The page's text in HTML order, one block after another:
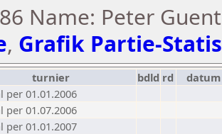
Name: Peter
, Grafik Partie-
turnier bdld rd
datum
per 01.01.2006
per 01.07.2006
per 01.01.2007